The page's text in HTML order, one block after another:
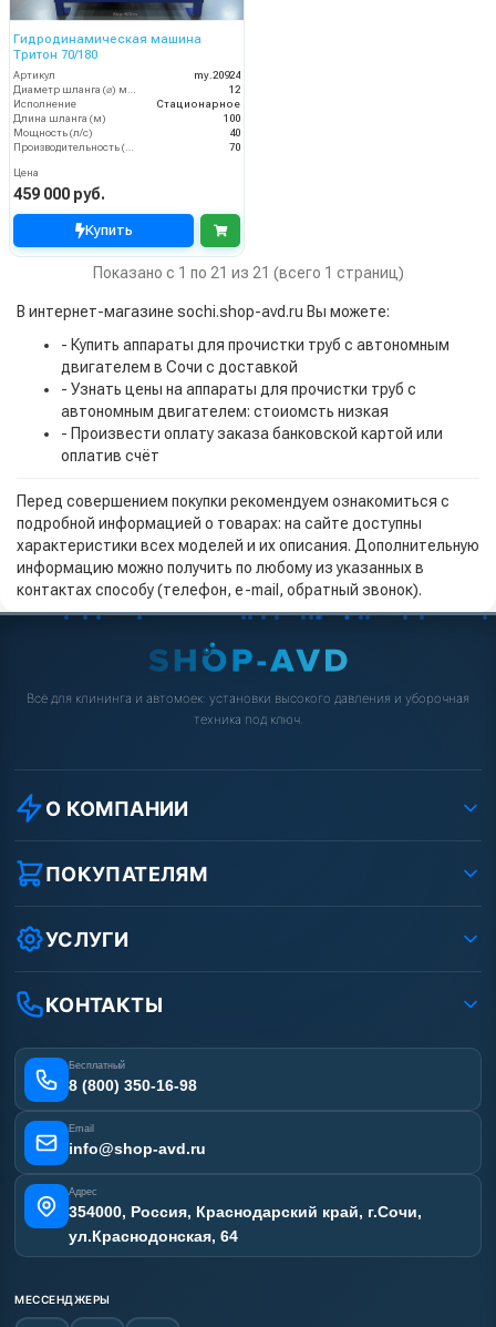
Гидродинамическая машина
Тритон 70/180
Артикул
my.20924
12
Исполнение
Стационарное
Длина шланга (м)
100
Мощность (л/с)
40
70
Цена
459 000 руб.
Купить
Показано с 1 по 21 из 21 (всего 1 страниц)
В интернет-магазине sochi.shop-avd.ru Вы можете:
- Купить аппараты для прочистки труб с автономным
двигателем в Сочи с доставкой
- Узнать цены на аппараты для прочистки труб с
автономным двигателем: стоиомсть низкая
- Произвести оплату заказа банковской картой или
оплатив счёт
Перед совершением покупки рекомендуем ознакомиться с
подробной информацией о товарах: на сайте доступны
характеристики всех моделей и их описания. Дополнительную
информацию можно получить по любому из указанных в
контактах способу (телефон, e-mail, обратный звонок).
Всё для клининга и автомоек: установки высокого давления и уборочная
техника под ключ.
О КОМПАНИИ
О компании
Реквизиты ООО «Шоп АВД»
Условия соглашения
Вакансии
Статьи
ПОКУПАТЕЛЯМ
Как заказать?
Оплата
Лизинг
Получить скидку
УСЛУГИ
Ремонт АВД
Сертификаты
Отзывы наших клиентов
Карта сайта
КОНТАКТЫ
Бесплатный
8 (800) 350-16-98
Email
info@shop-avd.ru
Адрес
354000, Россия, Краснодарский край, г.Сочи,
ул.Краснодонская, 64
МЕССЕНДЖЕРЫ